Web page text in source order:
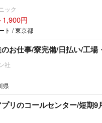
ック
1,900円
ト / 東京都
のお仕事/寮完備/日払い/工場
社
県
リのコールセンター/短期9